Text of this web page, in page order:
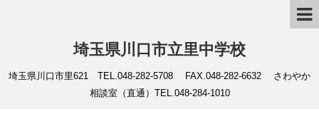
埼玉県川口市立里中学校
埼玉県川口市里621 TEL.048-282-5708 FAX.048-282-6632 さわやか
相談室（直通）TEL.048-284-1010